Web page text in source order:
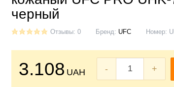
черный
Отзывы: 0 Бренд: UFC Номер:
3.108 UAH - +